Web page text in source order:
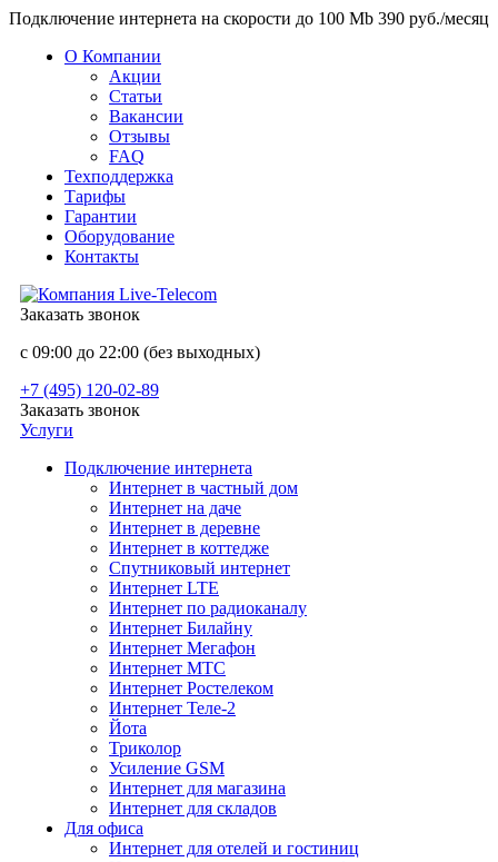
Подключение интернета на скорости до 100 Mb 390 руб./месяц
О Компании
Акции
Статьи
Вакансии
Отзывы
FAQ
Техподдержка
Тарифы
Гарантии
Оборудование
Контакты
Заказать звонок
с 09:00 до 22:00 (без выходных)
+7 (495) 120-02-89
Заказать звонок
Услуги
Подключение интернета
Интернет в частный дом
Интернет на даче
Интернет в деревне
Интернет в коттедже
Спутниковый интернет
Интернет LTE
Интернет по радиоканалу
Интернет Билайну
Интернет Мегафон
Интернет МТС
Интернет Ростелеком
Интернет Теле-2
Йота
Триколор
Усиление GSM
Интернет для магазина
Интернет для складов
Для офиса
Интернет для отелей и гостиниц